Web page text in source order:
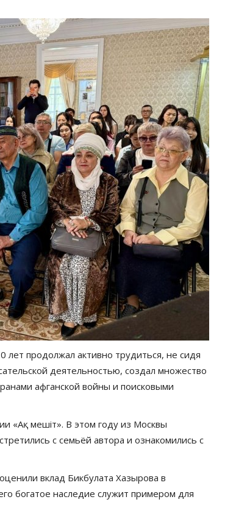
продолжал активно трудиться, не сидя
деятельностью, создал множество
афганской войны и поисковыми
«Ақ мешіт». В этом году из Москвы
с семьёй автора и ознакомились с
вклад Бикбулата Хазырова в
богатое наследие служит примером для